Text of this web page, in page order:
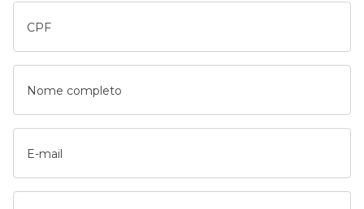
CPF
Nome completo
E-mail